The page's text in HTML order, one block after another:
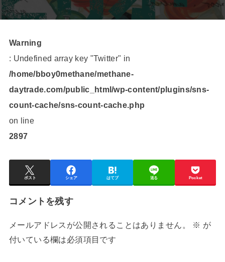
Warning
: Undefined array key "Twitter" in
/home/bboy0methane/methane-
daytrade.com/public_html/wp-content/plugins/sns-
count-cache/sns-count-cache.php
on line
2897
ポスト シェア はてブ 送る Pocket
コメントを残す
メールアドレスが公開されることはありません。 ※ が
付いている欄は必須項目です